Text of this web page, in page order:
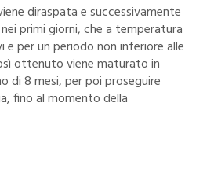
diraspata e successivamente
primi giorni, che a temperatura
e per un periodo non inferiore alle
ottenuto viene maturato in
di 8 mesi, per poi proseguire
fino al momento della